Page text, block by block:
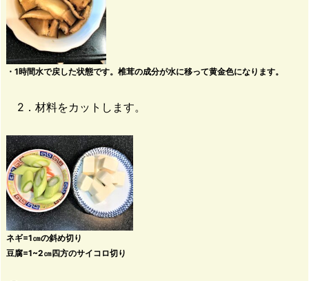
・1時間水で戻した状態です。椎茸の成分が水に移って黄金色になります。
2．材料をカットします。
ネギ=1㎝の斜め切り
豆腐=1~2㎝四方のサイコロ切り